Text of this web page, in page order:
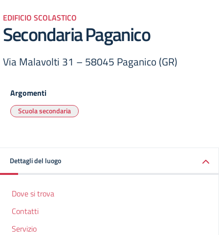
EDIFICIO SCOLASTICO
Secondaria Paganico
Via Malavolti 31 – 58045 Paganico (GR)
Argomenti
Scuola secondaria
Dettagli del luogo
Dove si trova
Contatti
Servizio